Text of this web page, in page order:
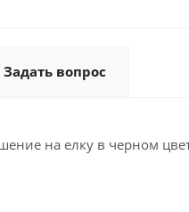
Задать вопрос
на елку в черном